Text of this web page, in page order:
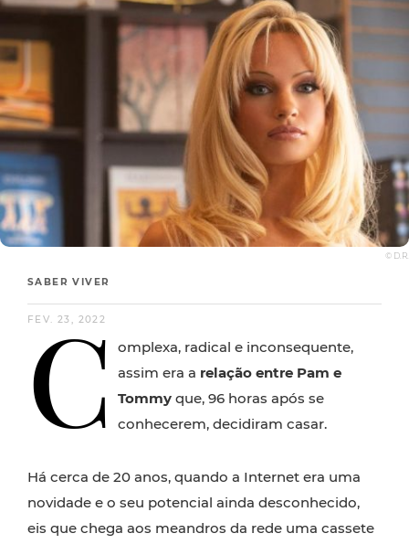
© D.R.
SABER VIVER
FEV. 23, 2022
C
omplexa, radical e inconsequente,
assim era a relação entre Pam e
Tommy que, 96 horas após se
conhecerem, decidiram casar.
Há cerca de 20 anos, quando a Internet era uma
novidade e o seu potencial ainda desconhecido,
eis que chega aos meandros da rede uma cassete